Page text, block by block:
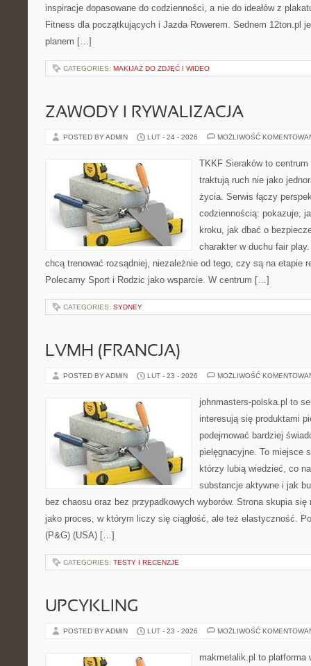
inspiracje dopasowane do codzienności, a nie do ideałów z
Fitness dla początkujących i Jazda Rowerem. Sednem 12ton.pl
planem […]
CATEGORIES: MAKIJAŻ DO ZDJĘĆ I WIDEO
ZAWODY I RYWALIZACJA
POSTED BY ADMIN LUT - 24 - 2026 MOŻLIWOŚĆ
TKKF Sieraków to
traktują ruch nie jako
życia. Serwis łączy
codziennością: pokazuje,
kroku, jak dbać o
charakter w duchu fair
chcą trenować rozsądniej, niezależnie od tego, czy są na etapie
Polecamy Sport i Rodzic jako wsparcie. W centrum […]
CATEGORIES: SYDNEY
LVMH (FRANCJA)
POSTED BY ADMIN LUT - 23 - 2026 MOŻLIWOŚĆ
johnmasters-polska.pl to
interesują się produktami
podejmować bardziej
pielęgnacyjne. To miejsce
którzy lubią wiedzieć, co
substancje aktywne i jak
bez chaosu oraz bez przypadkowych wyborów. Strona skupia się
jako proces, w którym liczy się ciągłość, ale też elastyczność.
(P&G) (USA) […]
CATEGORIES: TESTY I RECENZJE
UPCYKLING
POSTED BY ADMIN LUT - 23 - 2026 MOŻLIWOŚĆ
makmetalik.pl to platforma